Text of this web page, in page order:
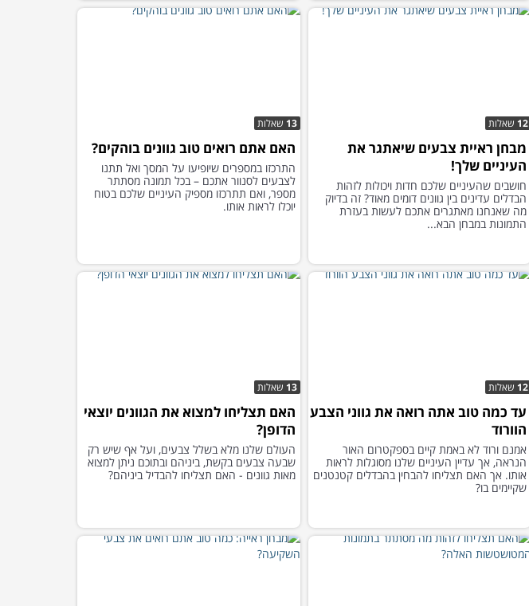
12 שאלות
מבחן ראיית צבעים שיאתגר את
העיניים שלך!
חושבים שהעיניים שלכם חדות ויכולות לזהות
הבדלים עדינים בין גוונים דומים מאוד? זה בדיוק
מה שאנחנו מאתגרים אתכם לעשות בעזרת
התמונות במבחן הבא...
13 שאלות
האם אתם רואים טוב גוונים בוהקים?
התרכזו במספרים שיופיעו על המסך ואל תתנו
לצבעים לסנוור אתכם – בכל תמונה מסתתר
מספר, ואם תתרכזו מספיק העיניים שלכם בטוח
יוכלו לראות אותו.
12 שאלות
עד כמה טוב אתה רואה את גווני הצבע
הוורוד
אמנם ורוד לא באמת קיים בספקטרום האור
הנראה, אך עדיין העיניים שלנו מסוגלות לראות
אותו. אך האם תצליחו להבחין בהבדלים קטנטנים
שקיימים בו?
13 שאלות
האם תצליחו למצוא את הגוונים יוצאי
הדופן?
העולם שלנו מלא בשלל צבעים, ועל אף שיש רק
שבעה צבעים בקשת, ביניהם ובתוכם ניתן למצוא
מאות גוונים - האם תצליחו להבדיל ביניהם?